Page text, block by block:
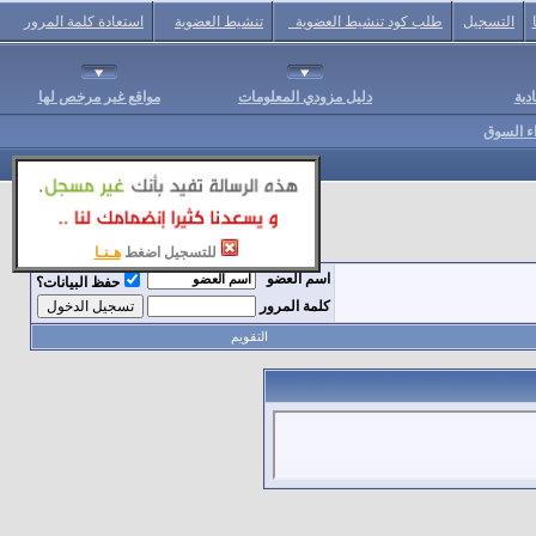
للتسجيل اضغط هـنـا
التسجيل طلب كود تنشيط العضوية تنشيط العضوية استعادة كلمة المرور
دليل مزودي المعلومات مواقع غير مرخص لها
السوق
اسم العضو
حفظ البيانات؟
كلمة المرور
التقويم